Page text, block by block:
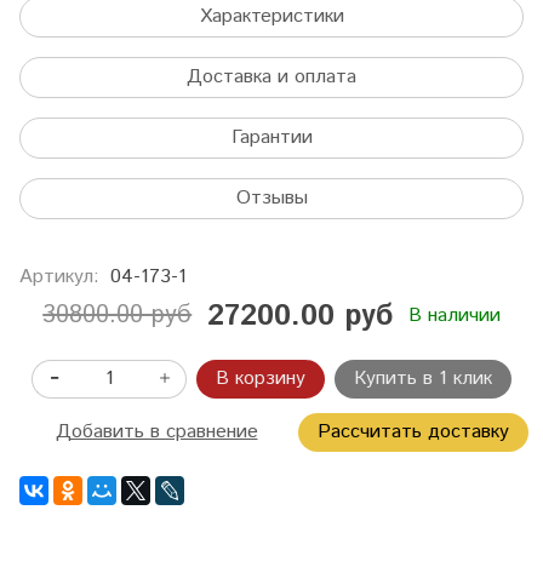
Характеристики
Доставка и оплата
Гарантии
Отзывы
Артикул: 04-173-1
30800.00 руб 27200.00 руб В наличии
В корзину
Купить в 1 клик
Добавить в сравнение
Рассчитать доставку